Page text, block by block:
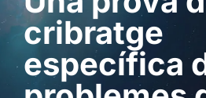
cribratge
específica